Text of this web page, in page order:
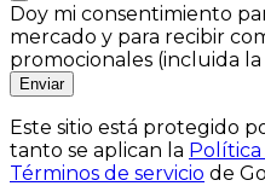
Doy mi consentimiento
mercado y para recibir
promocionales (incluida
Enviar
Este sitio está protegido
tanto se aplican la Política
Términos de servicio de